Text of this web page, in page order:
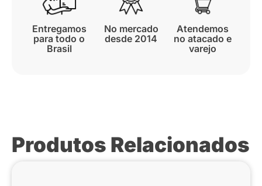
Entregamos
para todo o
Brasil
No mercado
desde 2014
Atendemos
no atacado e
varejo
Produtos Relacionados